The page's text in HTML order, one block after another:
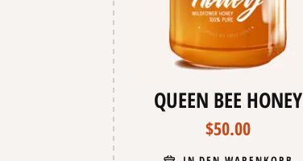
QUEEN BEE HONEY
$50.00